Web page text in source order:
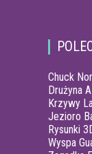
Chuck
Drużyna A
Krzywy
Jezioro
Rysunki
Wyspa